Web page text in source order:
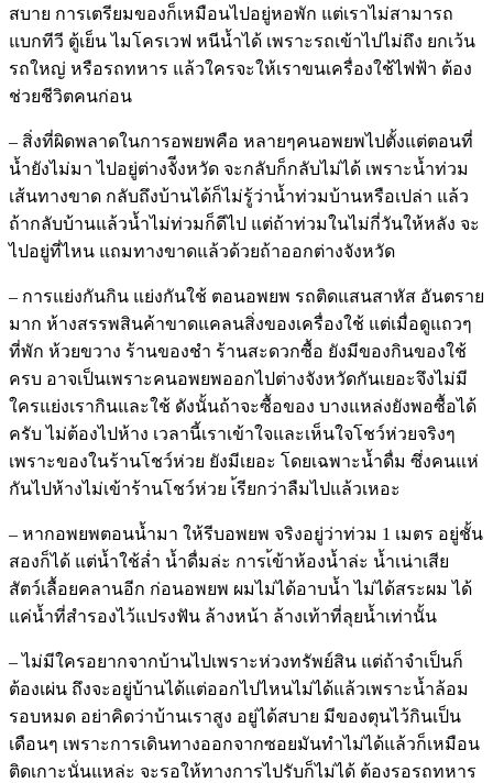
สบาย การเตรียมของก็เหมือนไปอยู่หอพัก แต่เราไม่สามารถ
แบกทีวี ตู้เย็น ไมโครเวฟ หนีน้ำได้ เพราะรถเข้าไปไม่ถึง ยกเว้น
รถใหญ่ หรือรถทหาร แล้วใครจะให้เราขนเครื่องใช้ไฟฟ้า ต้อง
ช่วยชีวิตคนก่อน
– สิ่งที่ผิดพลาดในการอพยพคือ หลายๆคนอพยพไปตั้งแต่ตอนที่
น้ำยังไม่มา ไปอยู่ต่างจัีงหวัด จะกลับก็กลับไม่ได้ เพราะน้ำท่วม
เส้นทางขาด กลับถึงบ้านได้ก็ไม่รู้ว่าน้ำท่วมบ้านหรือเปล่า แล้ว
ถ้ากลับบ้านแล้วน้ำไม่ท่วมก็ดีไป แต่ถ้าท่วมในไม่กี่วันให้หลัง จะ
ไปอยู่ที่ไหน แถมทางขาดแล้วด้วยถ้าออกต่างจังหวัด
– การแย่งกันกิน แย่งกันใช้ ตอนอพยพ รถติดแสนสาหัส อันตราย
มาก ห้างสรรพสินค้าขาดแคลนสิ่งของเครื่องใช้ แต่เมื่อดูแถวๆ
ที่พัก ห้วยขวาง ร้านของชำ ร้านสะดวกซื้อ ยังมีของกินของใช้
ครบ อาจเป็นเพราะคนอพยพออกไปต่างจังหวัดกันเยอะจึงไม่มี
ใครแย่งเรากินและใช้ ดังนั้นถ้าจะซื้อของ บางแหล่งยังพอซื้อได้
ครับ ไม่ต้องไปห้าง เวลานี้เราเข้าใจและเห็นใจโชว์ห่วยจริงๆ
เพราะของในร้านโชว์ห่วย ยังมีเยอะ โดยเฉพาะน้ำดื่ม ซึ่งคนแห่
กันไปห้างไม่เข้าร้านโชว์ห่วย เ้รียกว่าลืมไปแล้วเหอะ
– หากอพยพตอนน้ำมา ให้รีบอพยพ จริงอยู่ว่าท่วม 1 เมตร อยู่ชั้น
สองก็ได้ แต่น้ำใช้ล่ำ น้ำดื่มล่ะ การเ้ข้าห้องน้ำล่ะ น้ำเน่าเสีย
สัตว์เลื้อยคลานอีก ก่อนอพยพ ผมไม่ได้อาบน้ำ ไม่ได้สระผม ได้
แค่น้ำที่สำรองไว้แปรงฟัน ล้างหน้า ล้างเท้าที่ลุยน้ำเท่านั้น
– ไม่มีใครอยากจากบ้านไปเพราะห่วงทรัพย์สิน แต่ถ้าจำเป็นก็
ต้องเผ่น ถึงจะอยู่บ้านได้แต่ออกไปไหนไม่ได้แล้วเพราะน้ำล้อม
รอบหมด อย่าคิดว่าบ้านเราสูง อยู่ได้สบาย มีของตุนไว้กินเป็น
เดือนๆ เพราะการเดินทางออกจากซอยมันทำไม่ได้แล้วก็เหมือน
ติดเกาะนั่นแหล่ะ จะรอให้ทางการไปรับก็ไม่ได้ ต้องรอรถทหาร